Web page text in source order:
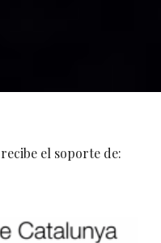
el soporte de: